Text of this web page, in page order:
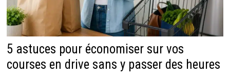
5 astuces pour économiser sur vos
courses en drive sans y passer des heures